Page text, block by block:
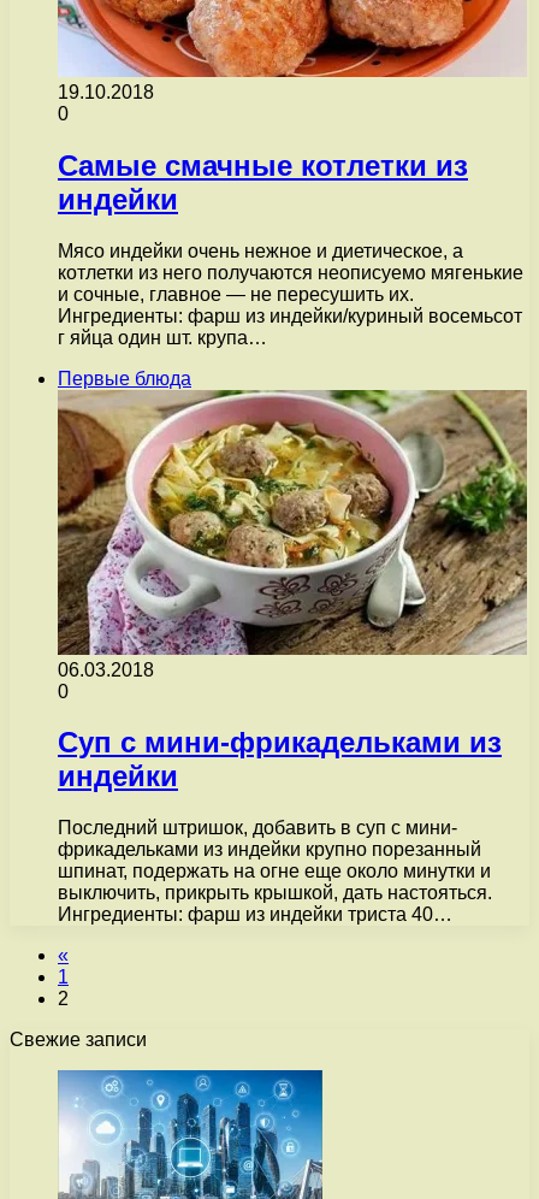
19.10.2018
0
Самые смачные котлетки из
индейки
Мясо индейки очень нежное и диетическое, а
котлетки из него получаются неописуемо мягенькие
и сочные, главное — не пересушить их.
Ингредиенты: фарш из индейки/куриный восемьсот
г яйца один шт. крупа…
Первые блюда
06.03.2018
0
Суп с мини-фрикадельками из
индейки
Последний штришок, добавить в суп с мини-
фрикадельками из индейки крупно порезанный
шпинат, подержать на огне еще около минутки и
выключить, прикрыть крышкой, дать настояться.
Ингредиенты: фарш из индейки триста 40…
«
1
2
Свежие записи